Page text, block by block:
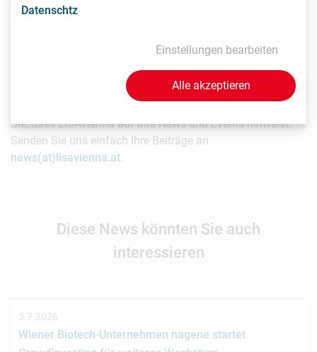
Vorhersagen enthalten, die auf Erwartungen an zukünftige
in Aussicht standen. Bitte verlassen Sie sich nicht auf diese
zukunftsgerichteten Aussagen.
Sie, dass LISAvienna auf Ihre News und Events hinweist?
Senden Sie uns einfach Ihre Beiträge an
news(at)lisavienna.at.
Diese News könnten Sie auch
interessieren
3.7.2026
Wiener Biotech-Unternehmen nagene startet
Datenschtz
Einstellungen bearbeiten
Alle akzeptieren